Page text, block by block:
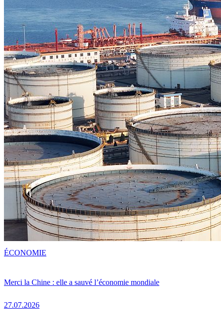
Merci la Chine : elle a sauvé l’économie mondiale
27.07.2026
ÉCONOMIE